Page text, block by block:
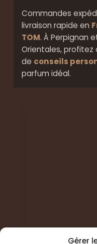
Gérer
Commandes
livraison rapide en
TOM. À Perpignan
Orientales, profitez
de conseils
parfum idéal.